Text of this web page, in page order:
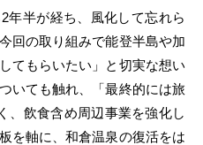
年半が経ち、風化して忘れら
回の取り組みで能登半島や加
てもらいたい」と切実な想い
いても触れ、「最終的には旅
、飲食含め周辺事業を強化し
を軸に、和倉温泉の復活をは